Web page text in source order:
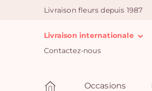
Livraison fleurs depuis 1987
Livraison internationale
Contactez-nous
Occasions